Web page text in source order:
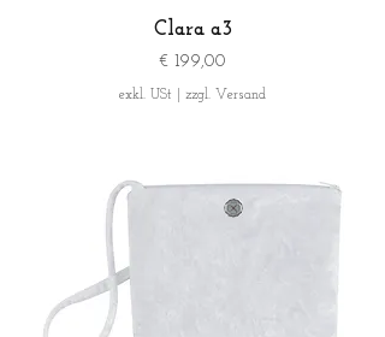
Clara a3
Preis
€ 199,00
exkl. USt zzgl. Versand